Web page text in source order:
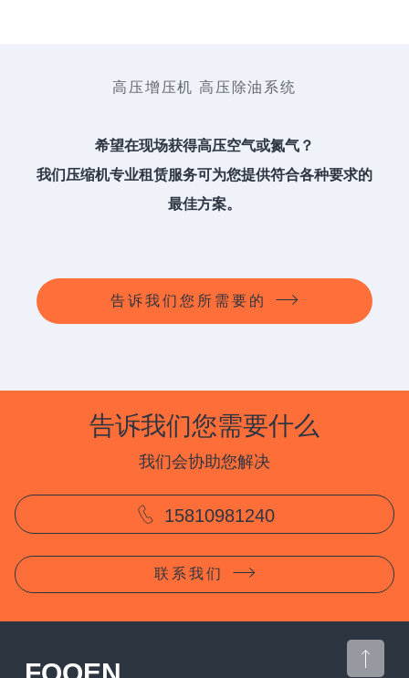
高压增压机 高压除油系统
希望在现场获得高压空气或氮气？
我们压缩机专业租赁服务可为您提供符合各种要求的
最佳方案。
告诉我们您所需要的
告诉我们您需要什么
我们会协助您解决
15810981240
联系我们